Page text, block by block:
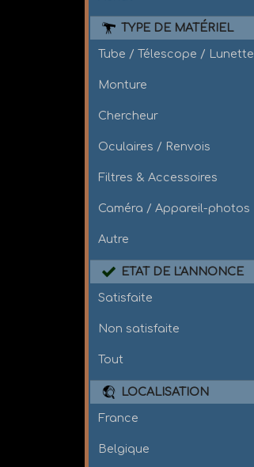
TYPE DE MATÉRIEL
Tube / Télescope / Lunette
Monture
Chercheur
Oculaires / Renvois
Filtres & Accessoires
Caméra / Appareil-photos
Autre
ETAT DE L'ANNONCE
Satisfaite
Non satisfaite
Tout
LOCALISATION
France
Belgique